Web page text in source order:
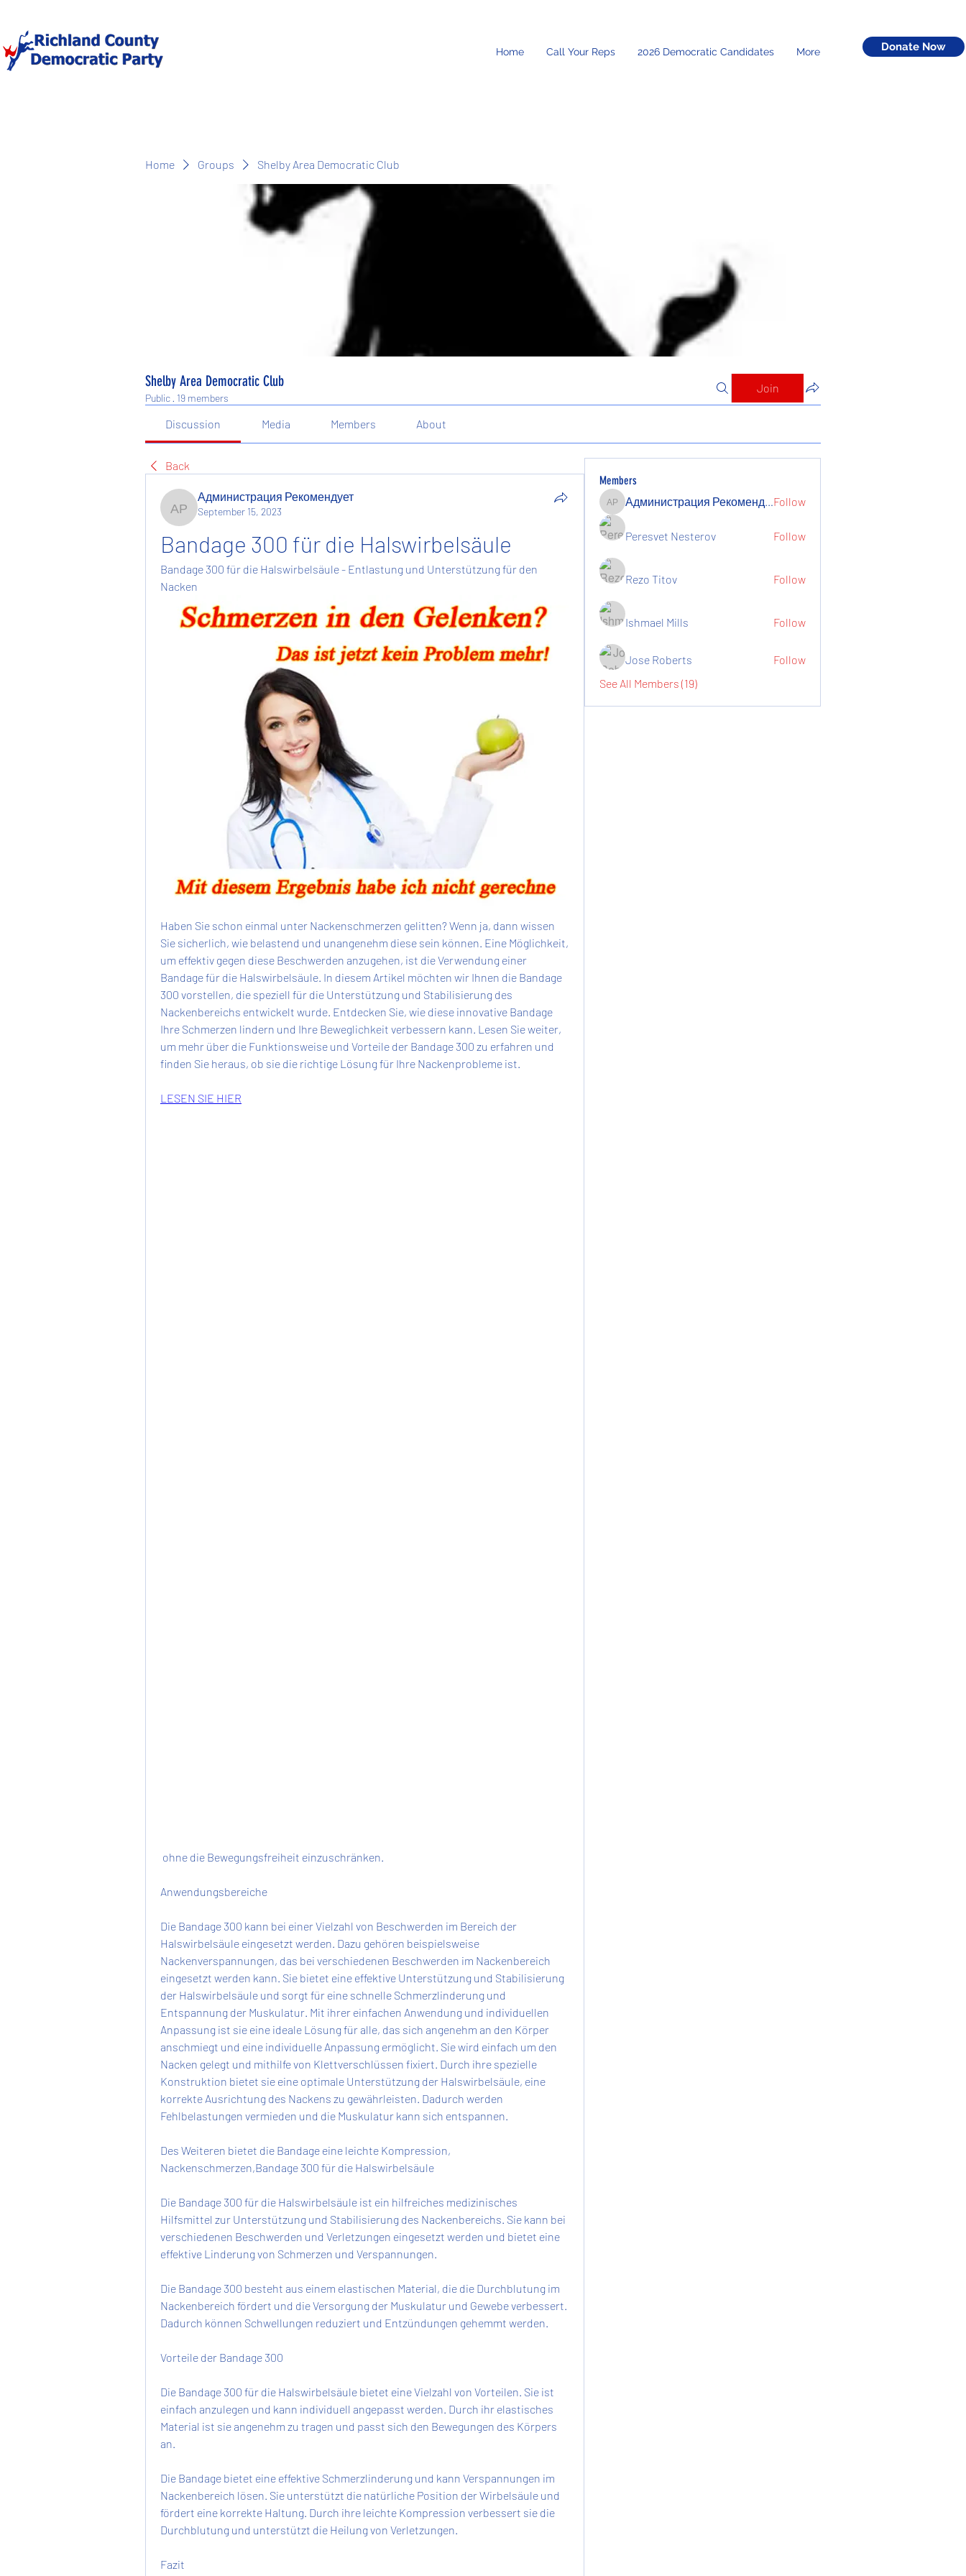
Home Call Your Reps 2026 Democratic Candidates More Donate Now
Home Groups Shelby Area Democratic Club
Shelby Area Democratic Club
Public · 19 members
Join
Discussion Media Members About
Back
Администрация Рекомендует
Администрация Рекомендует
September 15, 2023
Bandage 300 für die Halswirbelsäule
Bandage 300 für die Halswirbelsäule - Entlastung und Unterstützung für den
Nacken
Haben Sie schon einmal unter Nackenschmerzen gelitten? Wenn ja, dann wissen
Sie sicherlich, wie belastend und unangenehm diese sein können. Eine Möglichkeit,
um effektiv gegen diese Beschwerden anzugehen, ist die Verwendung einer
Bandage für die Halswirbelsäule. In diesem Artikel möchten wir Ihnen die Bandage
300 vorstellen, die speziell für die Unterstützung und Stabilisierung des
Nackenbereichs entwickelt wurde. Entdecken Sie, wie diese innovative Bandage
Ihre Schmerzen lindern und Ihre Beweglichkeit verbessern kann. Lesen Sie weiter,
um mehr über die Funktionsweise und Vorteile der Bandage 300 zu erfahren und
finden Sie heraus, ob sie die richtige Lösung für Ihre Nackenprobleme ist.
LESEN SIE HIER
ohne die Bewegungsfreiheit einzuschränken.
Anwendungsbereiche
Die Bandage 300 kann bei einer Vielzahl von Beschwerden im Bereich der
Halswirbelsäule eingesetzt werden. Dazu gehören beispielsweise
Nackenverspannungen, das bei verschiedenen Beschwerden im Nackenbereich
eingesetzt werden kann. Sie bietet eine effektive Unterstützung und Stabilisierung
der Halswirbelsäule und sorgt für eine schnelle Schmerzlinderung und
Entspannung der Muskulatur. Mit ihrer einfachen Anwendung und individuellen
Anpassung ist sie eine ideale Lösung für alle, das sich angenehm an den Körper
anschmiegt und eine individuelle Anpassung ermöglicht. Sie wird einfach um den
Nacken gelegt und mithilfe von Klettverschlüssen fixiert. Durch ihre spezielle
Konstruktion bietet sie eine optimale Unterstützung der Halswirbelsäule, eine
korrekte Ausrichtung des Nackens zu gewährleisten. Dadurch werden
Fehlbelastungen vermieden und die Muskulatur kann sich entspannen.
Des Weiteren bietet die Bandage eine leichte Kompression,
Nackenschmerzen,Bandage 300 für die Halswirbelsäule
Die Bandage 300 für die Halswirbelsäule ist ein hilfreiches medizinisches
Hilfsmittel zur Unterstützung und Stabilisierung des Nackenbereichs. Sie kann bei
verschiedenen Beschwerden und Verletzungen eingesetzt werden und bietet eine
effektive Linderung von Schmerzen und Verspannungen.
Die Bandage 300 besteht aus einem elastischen Material, die die Durchblutung im
Nackenbereich fördert und die Versorgung der Muskulatur und Gewebe verbessert.
Dadurch können Schwellungen reduziert und Entzündungen gehemmt werden.
Vorteile der Bandage 300
Die Bandage 300 für die Halswirbelsäule bietet eine Vielzahl von Vorteilen. Sie ist
einfach anzulegen und kann individuell angepasst werden. Durch ihr elastisches
Material ist sie angenehm zu tragen und passt sich den Bewegungen des Körpers
an.
Die Bandage bietet eine effektive Schmerzlinderung und kann Verspannungen im
Nackenbereich lösen. Sie unterstützt die natürliche Position der Wirbelsäule und
fördert eine korrekte Haltung. Durch ihre leichte Kompression verbessert sie die
Durchblutung und unterstützt die Heilung von Verletzungen.
Fazit
Members
Администрация Рекомендует
Администрация РекомендуетFollow
Peresvet Nesterov Follow
Rezo Titov Follow
Ishmael Mills Follow
Jose Roberts
Follow
See All Members (19)